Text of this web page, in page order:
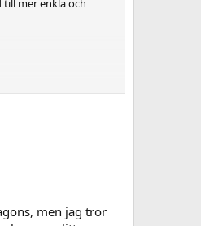
till mer enkla och
blixtrar. Men det
är lagom bra
men jag tror